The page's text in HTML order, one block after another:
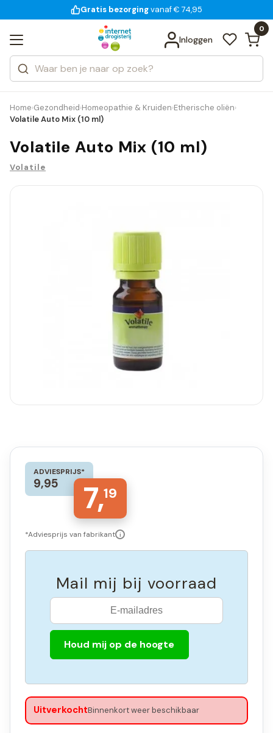
voor 18:00 uur besteld
Gratis bezorgingvanaf € 74,95
14 dagen bedenktijd
Inloggen
0
Zoeken
Categorieën
Merken
Bekijk alle resultaten
Home›Gezondheid›Homeopathie & Kruiden›Etherische oliën›
Volatile Auto Mix (10 ml)
Volatile Auto Mix (10 ml)
Volatile
ADVIESPRIJS*
9,95 7,19
*Adviesprijs van fabrikant i
Mail mij bij voorraad
Houd mij op de hoogte
UitverkochtBinnenkort weer beschikbaar